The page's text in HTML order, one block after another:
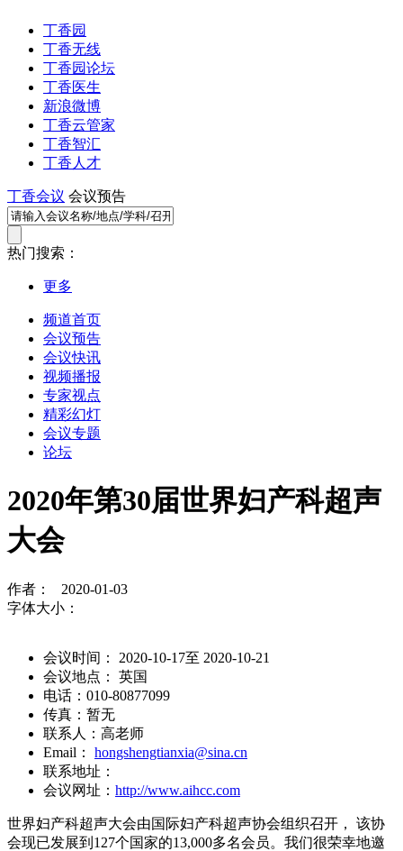
丁香园
丁香无线
丁香园论坛
丁香医生
新浪微博
丁香云管家
丁香智汇
丁香人才
丁香会议 会议预告
热门搜索：
更多
频道首页
会议预告
会议快讯
视频播报
专家视点
精彩幻灯
会议专题
论坛
2020年第30届世界妇产科超声
大会
作者： 2020-01-03
字体大小：
会议时间： 2020-10-17至 2020-10-21
会议地点： 英国
电话：010-80877099
传真：暂无
联系人：高老师
Email： hongshengtianxia@sina.cn
联系地址：
会议网址： http://www.aihcc.com
世界妇产科超声大会由国际妇产科超声协会组织召开， 该协
会现已发展到127个国家的13,000多名会员。我们很荣幸地邀